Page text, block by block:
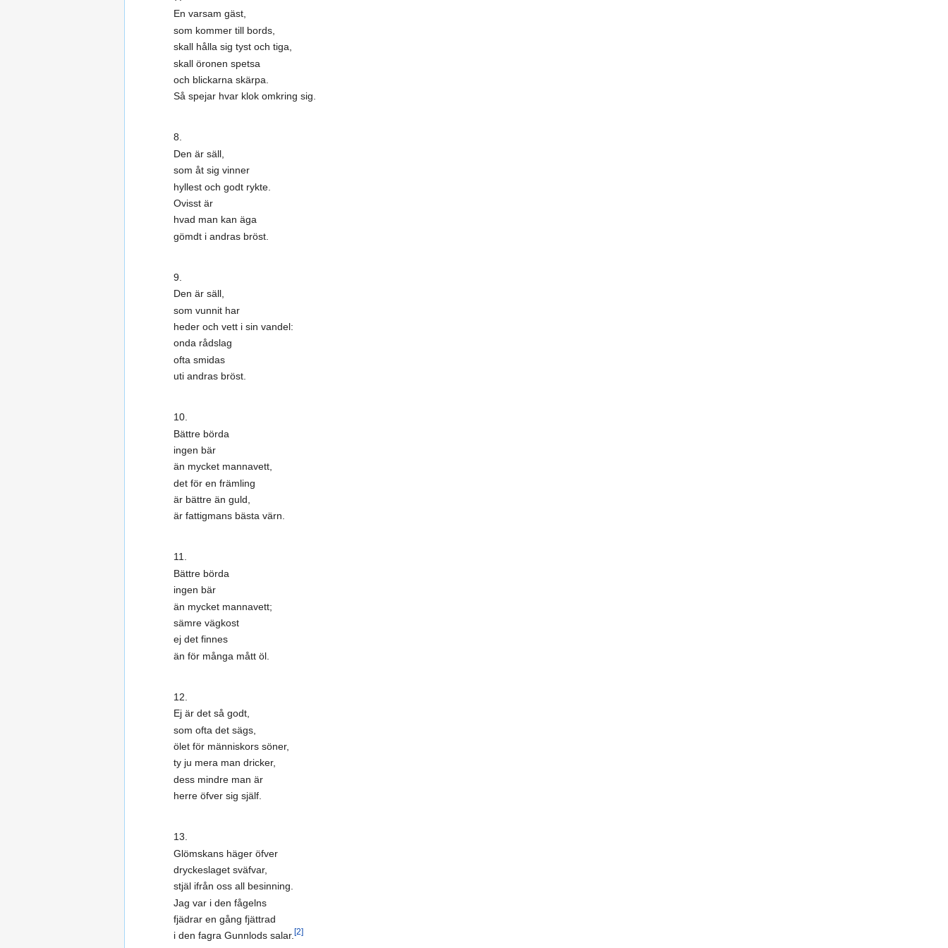
En varsam gäst,
som kommer till bords,
skall hålla sig tyst och tiga,
skall öronen spetsa
och blickarna skärpa.
Så spejar hvar klok omkring sig.
8.
Den är säll,
som åt sig vinner
hyllest och godt rykte.
Ovisst är
hvad man kan äga
gömdt i andras bröst.
9.
Den är säll,
som vunnit har
heder och vett i sin vandel:
onda rådslag
ofta smidas
uti andras bröst.
10.
Bättre börda
ingen bär
än mycket mannavett,
det för en främling
är bättre än guld,
är fattigmans bästa värn.
11.
Bättre börda
ingen bär
än mycket mannavett;
sämre vägkost
ej det finnes
än för många mått öl.
12.
Ej är det så godt,
som ofta det sägs,
ölet för människors söner,
ty ju mera man dricker,
dess mindre man är
herre öfver sig själf.
13.
Glömskans häger öfver
dryckeslaget sväfvar,
stjäl ifrån oss all besinning.
Jag var i den fågelns
fjädrar en gång fjättrad
i den fagra Gunnlods salar.[2]